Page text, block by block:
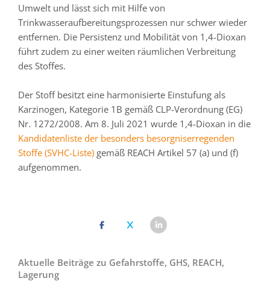
Umwelt und lässt sich mit Hilfe von
Trinkwasseraufbereitungsprozessen nur schwer wieder
entfernen. Die Persistenz und Mobilität von 1,4-Dioxan
führt zudem zu einer weiten räumlichen Verbreitung
des Stoffes.
Der Stoff besitzt eine harmonisierte Einstufung als
Karzinogen, Kategorie 1B gemäß CLP-Verordnung (EG)
Nr. 1272/2008. Am 8. Juli 2021 wurde 1,4-Dioxan in die
Kandidatenliste der besonders besorgniserregenden
Stoffe (SVHC-Liste) gemäß REACH Artikel 57 (a) und (f)
aufgenommen.
Aktuelle Beiträge zu Gefahrstoffe, GHS, REACH,
Lagerung